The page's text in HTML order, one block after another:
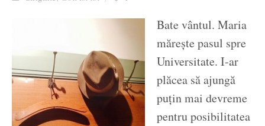
Ziua culorii
Bate vântul. Maria
mărește pasul spre
Universitate. I-ar
plăcea să ajungă
puțin mai devreme
pentru posibilitatea